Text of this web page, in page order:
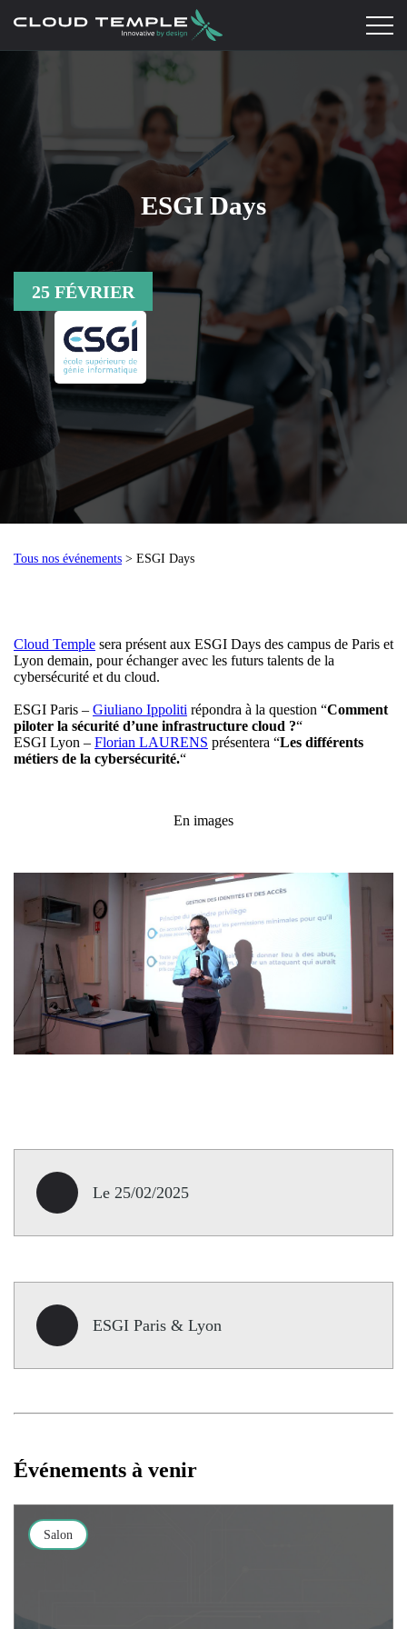
ESGI Days
25 FÉVRIER
Tous nos événements > ESGI Days
Cloud Temple sera présent aux ESGI Days des campus de Paris et
Lyon demain, pour échanger avec les futurs talents de la
cybersécurité et du cloud.
ESGI Paris – Giuliano Ippoliti répondra à la question “Comment
piloter la sécurité d’une infrastructure cloud ?“
ESGI Lyon – Florian LAURENS présentera “Les différents
métiers de la cybersécurité.“
En images
Le 25/02/2025
ESGI Paris & Lyon
Événements à venir
Salon